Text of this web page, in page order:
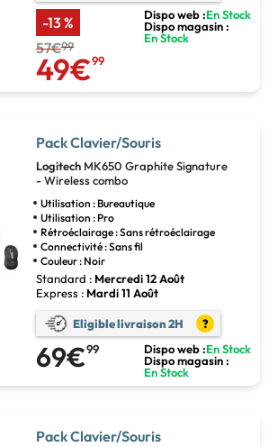
-13 %
57€99
49€99
Dispo web :En Stock
Dispo magasin :
En Stock
Pack Clavier/Souris
Logitech MK650 Graphite Signature
- Wireless combo
Utilisation : Bureautique
Utilisation : Pro
Rétroéclairage : Sans rétroéclairage
Connectivité : Sans fil
Couleur : Noir
Standard : Mercredi 12 Août
Express : Mardi 11 Août
Eligible livraison 2H ?
69€99 Dispo web :En Stock
Dispo magasin :
En Stock
Pack Clavier/Souris